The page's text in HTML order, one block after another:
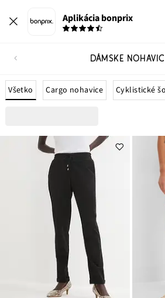
Aplikácia bonprix
DÁMSKE
Všetko Cargo nohavice Cyklistické